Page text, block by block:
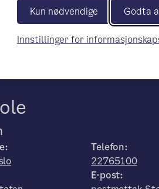
Kun nødvendige Godta
Innstillinger for
Telefon:
22765100
E-post: